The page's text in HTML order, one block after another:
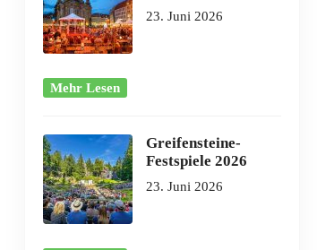
23. Juni 2026
Mehr Lesen
Greifensteine-
Festspiele 2026
23. Juni 2026